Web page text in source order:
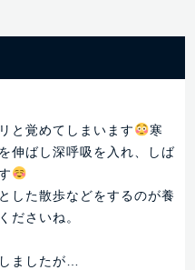
と覚めてしまいます
寒
伸ばし深呼吸を入れ、しば
した散歩などをするのが養
ださいね。
ましたが…